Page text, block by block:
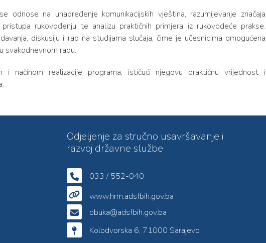
na unapređenje komunikacijskih vještina, razumijevanje značaja
rukovođenju te analizu praktičnih primjera iz rukovodeće prakse.
diskusiju i rad na studijama slučaja, čime je učesnicima omogućena
svakodnevnom radu.
i načinom realizacije programa, ističući njegovu praktičnu vrijednost i
Odjeljenje za stručno usavršavanje i
razvoj državne službe
033 / 552-040
www.hrm.adsfbih.gov.ba
obuka@adsfbih.gov.ba
Kolodvorska 6, 71000 Sarajevo